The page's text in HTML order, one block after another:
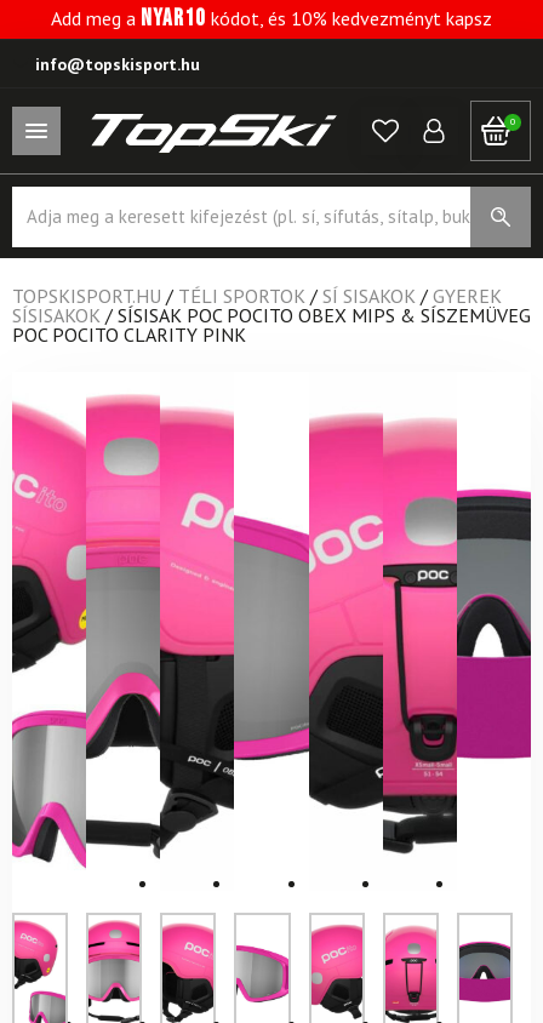
Add meg a NYAR10 kódot, és 10% kedvezményt kapsz
info@topskisport.hu
0
search
TOPSKISPORT.HU / TÉLI SPORTOK / SÍ SISAKOK / GYEREK
SÍSISAKOK / SÍSISAK POC POCITO OBEX MIPS & SÍSZEMÜVEG
POC POCITO CLARITY PINK